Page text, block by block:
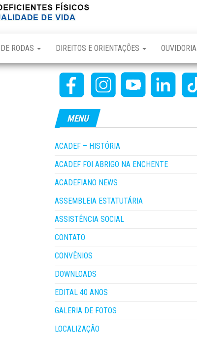
RODAS DIREITOS E ORIENTAÇÕES OUVIDORIA
MENU
ACADEF – HISTÓRIA
ACADEF FOI ABRIGO NA ENCHENTE
ACADEFIANO NEWS
ASSEMBLEIA ESTATUTÁRIA
ASSISTÊNCIA SOCIAL
CONTATO
CONVÊNIOS
DOWNLOADS
EDITAL 40 ANOS
GALERIA DE FOTOS
LOCALIZAÇÃO